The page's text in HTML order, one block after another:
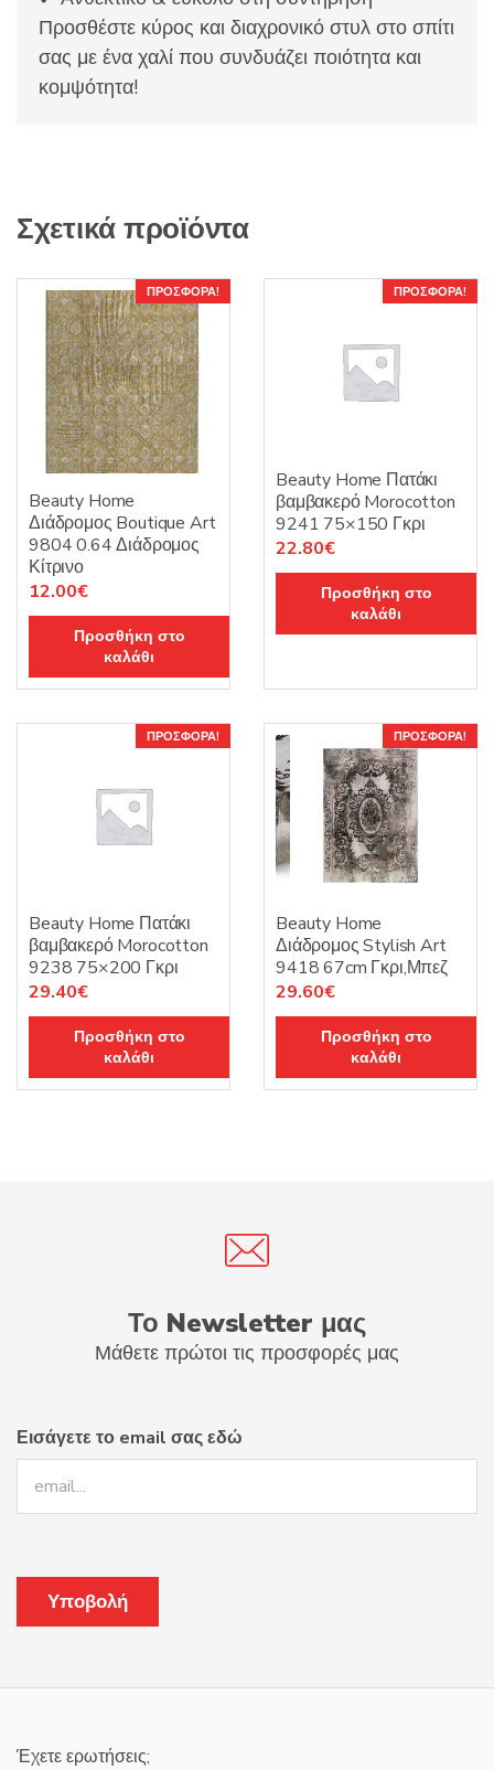
Προσθέστε κύρος και διαχρονικό στυλ στο σπίτι
σας με ένα χαλί που συνδυάζει ποιότητα και
κομψότητα!
Σχετικά προϊόντα
ΠΡΟΣΦΟΡΆ!
Beauty Home
Διάδρομος Boutique Art
9804 0.64 Διάδρομος
Κίτρινο
Original
price
12.00€Η
τρέχουσα
τιμή
είναι:
12.00€.
Προσθήκη στο
καλάθι
ΠΡΟΣΦΟΡΆ!
Beauty Home Πατάκι
βαμβακερό Morocotton
9241 75×150 Γκρι
Original
price
22.80€Η
τρέχουσα
τιμή
είναι:
Προσθήκη στο
καλάθι
ΠΡΟΣΦΟΡΆ!
Beauty Home Πατάκι
βαμβακερό Morocotton
9238 75×200 Γκρι
Original
price
29.40€Η
τρέχουσα
τιμή
είναι:
29.40€.
Προσθήκη στο
καλάθι
ΠΡΟΣΦΟΡΆ!
Beauty Home
Διάδρομος Stylish Art
9418 67cm Γκρι,Μπεζ
Original
price
29.60€Η
τρέχουσα
τιμή
είναι:
29.60€.
Προσθήκη στο
καλάθι
Το Newsletter μας
Μάθετε πρώτοι τις προσφορές μας
Εισάγετε το email σας εδώ
Έχετε ερωτήσεις;